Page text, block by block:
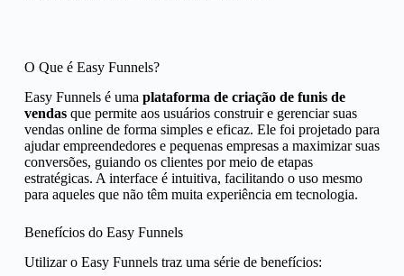
O Que é Easy Funnels?
Easy Funnels é uma plataforma de criação de funis de
vendasque permite aos usuários construir e gerenciar suas
vendas online de forma simples e eficaz. Ele foi projetado para
ajudar empreendedores e pequenas empresas a maximizar suas
conversões, guiando os clientes por meio de etapas
estratégicas. A interface é intuitiva, facilitando o uso mesmo
para aqueles que não têm muita experiência em tecnologia.
Benefícios do Easy Funnels
Utilizar o Easy Funnels traz uma série de benefícios: